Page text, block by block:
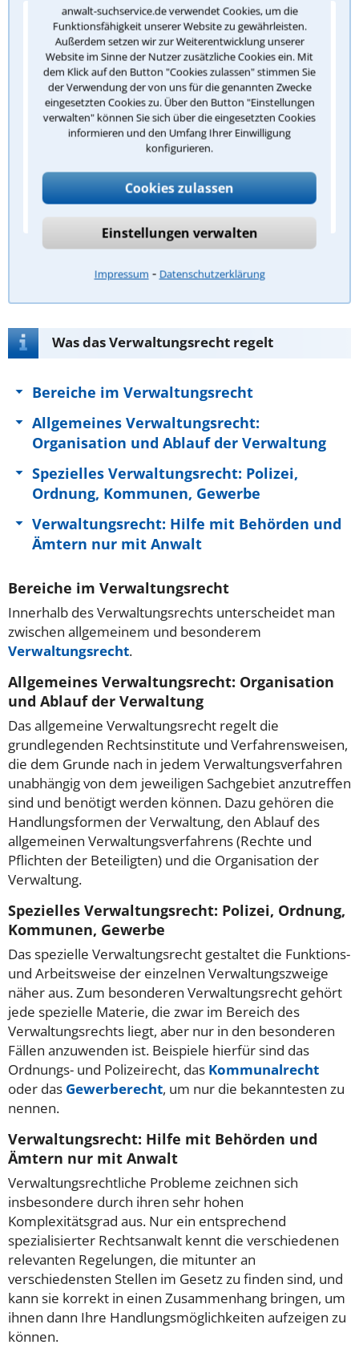
anwalt-suchservice.de verwendet Cookies, um die
Funktionsfähigkeit unserer Website zu gewährleisten.
Außerdem setzen wir zur Weiterentwicklung unserer
Website im Sinne der Nutzer zusätzliche Cookies ein. Mit
dem Klick auf den Button "Cookies zulassen" stimmen Sie
der Verwendung der von uns für die genannten Zwecke
eingesetzten Cookies zu. Über den Button "Einstellungen
verwalten" können Sie sich über die eingesetzten Cookies
informieren und den Umfang Ihrer Einwilligung
konfigurieren.
Cookies zulassen
Einstellungen verwalten
Impressum ⁃ Datenschutzerklärung
Frage 1/5: Was ist ein Verwaltungsakt im
Sinne des Verwaltungsrechts?
Eine hoheitliche Maßnahme einer Behörde zur
Regelung eines Einzelfalls mit Außenwirkung
Jede schriftliche Mitteilung einer Behörde
Ein Gesetz, das vom Bundestag beschlossen
Eine interne Dienstanweisung innerhalb einer
Behörde
Antwort überprüfen
Was das Verwaltungsrecht regelt
Bereiche im Verwaltungsrecht
Allgemeines Verwaltungsrecht:
Organisation und Ablauf der Verwaltung
Spezielles Verwaltungsrecht: Polizei,
Ordnung, Kommunen, Gewerbe
Verwaltungsrecht: Hilfe mit Behörden und
Ämtern nur mit Anwalt
Bereiche im Verwaltungsrecht
Innerhalb des Verwaltungsrechts unterscheidet man
zwischen allgemeinem und besonderem
Verwaltungsrecht.
Allgemeines Verwaltungsrecht: Organisation
und Ablauf der Verwaltung
Das allgemeine Verwaltungsrecht regelt die
grundlegenden Rechtsinstitute und Verfahrensweisen,
die dem Grunde nach in jedem Verwaltungsverfahren
unabhängig von dem jeweiligen Sachgebiet anzutreffen
sind und benötigt werden können. Dazu gehören die
Handlungsformen der Verwaltung, den Ablauf des
allgemeinen Verwaltungsverfahrens (Rechte und
Pflichten der Beteiligten) und die Organisation der
Verwaltung.
Spezielles Verwaltungsrecht: Polizei, Ordnung,
Kommunen, Gewerbe
Das spezielle Verwaltungsrecht gestaltet die Funktions-
und Arbeitsweise der einzelnen Verwaltungszweige
näher aus. Zum besonderen Verwaltungsrecht gehört
jede spezielle Materie, die zwar im Bereich des
Verwaltungsrechts liegt, aber nur in den besonderen
Fällen anzuwenden ist. Beispiele hierfür sind das
Ordnungs- und Polizeirecht, das Kommunalrecht
oder das Gewerberecht, um nur die bekanntesten zu
nennen.
Verwaltungsrecht: Hilfe mit Behörden und
Ämtern nur mit Anwalt
Verwaltungsrechtliche Probleme zeichnen sich
insbesondere durch ihren sehr hohen
Komplexitätsgrad aus. Nur ein entsprechend
spezialisierter Rechtsanwalt kennt die verschiedenen
relevanten Regelungen, die mitunter an
verschiedensten Stellen im Gesetz zu finden sind, und
kann sie korrekt in einen Zusammenhang bringen, um
ihnen dann Ihre Handlungsmöglichkeiten aufzeigen zu
können.